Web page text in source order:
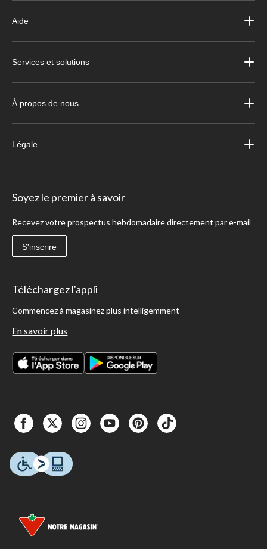
Aide
Services et solutions
À propos de nous
Légale
Soyez le premier à savoir
Recevez votre prospectus hebdomadaire directement par e-mail
S'inscrire
Téléchargez l'appli
Commencez à magasinez plus intelligemment
En savoir plus